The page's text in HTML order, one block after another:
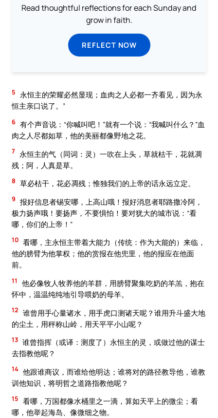
Read thoughtful reflections for each Sunday and
grow in faith.
REFLECT NOW
5
永恒主的荣耀必然显现；血肉之人必都一齐看见，因为永
恒主亲口说了。”
6 有个声音说：“你喊叫吧！”就有一个说：“我喊叫什么？”血
肉之人尽都如草，他的美丽都像野地之花。
7 永恒主的气（同词：灵）一吹在上头，草就枯干，花就凋
残；阿，人真是草。
8 草必枯干，花必凋残；惟独我们的上帝的话永远立定。
9 报好信息者锡安哪，上高山哦！报好消息者耶路撒冷阿，
极力扬声哦！要扬声，不要惧怕！要对犹大的城市说：“看
哪，你们的上帝！”
10 看哪，主永恒主带着大能力（传统：作为大能的）来临，
他的膀臂为他掌权；他的赏报在他兜里，他的报应在他面
前。
11
他必像牧人牧养他的羊群，用膀臂聚集吃奶的羊羔，抱在
怀中，温温纯纯地引导喂奶的母羊。
12 谁曾用手心量诸水，用手虎口测诸天呢？谁用升斗盛大地
的尘土，用秤称山岭，用天平平小山呢？
13 谁曾指挥（或译：测度了）永恒主的灵，或做过他的谋士
去指教他呢？
14 他跟谁商议，而谁给他明达；谁将对的路径教导他，谁教
训他知识，将明哲之道路指教他呢？
15 看哪，万国都像水桶里之一滴，算如天平上的微尘；看
哪，他举起海岛、像微细之物。